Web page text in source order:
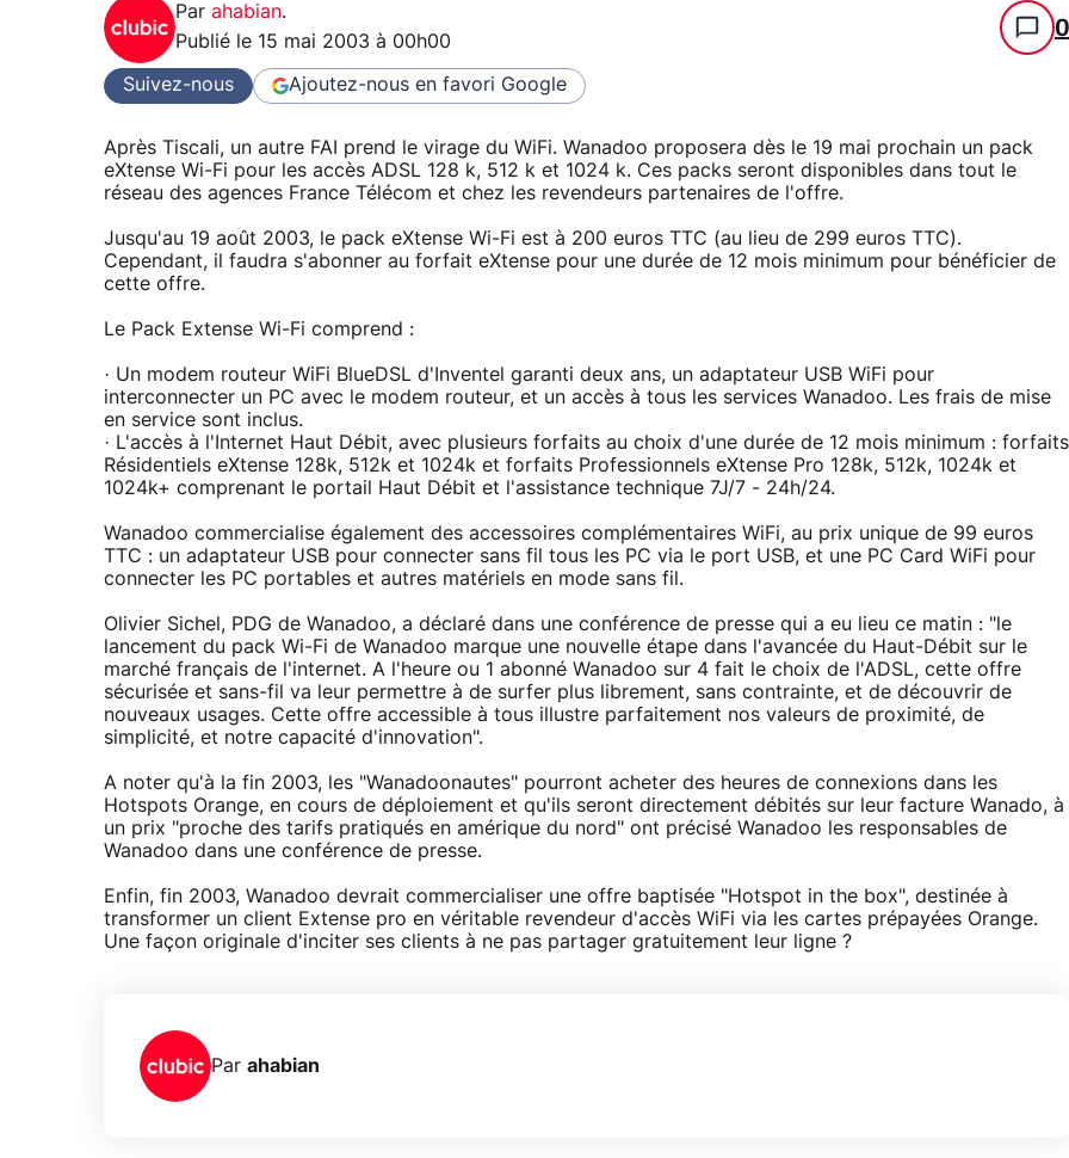
Par ahabian.
Publié le 15 mai 2003 à 00h00 0
Suivez-nous Ajoutez-nous en favori Google
Après Tiscali, un autre FAI prend le virage du WiFi. Wanadoo proposera dès le 19 mai prochain un pack
eXtense Wi-Fi pour les accès ADSL 128 k, 512 k et 1024 k. Ces packs seront disponibles dans tout le
réseau des agences France Télécom et chez les revendeurs partenaires de l'offre.
Jusqu'au 19 août 2003, le pack eXtense Wi-Fi est à 200 euros TTC (au lieu de 299 euros TTC).
Cependant, il faudra s'abonner au forfait eXtense pour une durée de 12 mois minimum pour bénéficier de
cette offre.
Le Pack Extense Wi-Fi comprend :
· Un modem routeur WiFi BlueDSL d'Inventel garanti deux ans, un adaptateur USB WiFi pour
interconnecter un PC avec le modem routeur, et un accès à tous les services Wanadoo. Les frais de mise
en service sont inclus.
· L'accès à l'Internet Haut Débit, avec plusieurs forfaits au choix d'une durée de 12 mois minimum : forfaits
Résidentiels eXtense 128k, 512k et 1024k et forfaits Professionnels eXtense Pro 128k, 512k, 1024k et
1024k+ comprenant le portail Haut Débit et l'assistance technique 7J/7 - 24h/24.
Wanadoo commercialise également des accessoires complémentaires WiFi, au prix unique de 99 euros
TTC : un adaptateur USB pour connecter sans fil tous les PC via le port USB, et une PC Card WiFi pour
connecter les PC portables et autres matériels en mode sans fil.
Olivier Sichel, PDG de Wanadoo, a déclaré dans une conférence de presse qui a eu lieu ce matin : "le
lancement du pack Wi-Fi de Wanadoo marque une nouvelle étape dans l'avancée du Haut-Débit sur le
marché français de l'internet. A l'heure ou 1 abonné Wanadoo sur 4 fait le choix de l'ADSL, cette offre
sécurisée et sans-fil va leur permettre à de surfer plus librement, sans contrainte, et de découvrir de
nouveaux usages. Cette offre accessible à tous illustre parfaitement nos valeurs de proximité, de
simplicité, et notre capacité d'innovation".
A noter qu'à la fin 2003, les "Wanadoonautes" pourront acheter des heures de connexions dans les
Hotspots Orange, en cours de déploiement et qu'ils seront directement débités sur leur facture Wanado, à
un prix "proche des tarifs pratiqués en amérique du nord" ont précisé Wanadoo les responsables de
Wanadoo dans une conférence de presse.
Enfin, fin 2003, Wanadoo devrait commercialiser une offre baptisée "Hotspot in the box", destinée à
transformer un client Extense pro en véritable revendeur d'accès WiFi via les cartes prépayées Orange.
Une façon originale d'inciter ses clients à ne pas partager gratuitement leur ligne ?
Par ahabian